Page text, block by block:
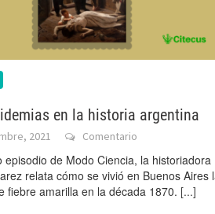
en la historia argentina
2021 Comentario
episodio de Modo Ciencia, la historiadora
relata cómo se vivió en Buenos Aires
fiebre amarilla en la década 1870. [...]